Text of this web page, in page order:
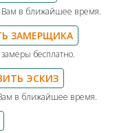
в ближайшее время.
ЗАМЕРЩИКА
бесплатно.
ЭСКИЗ
в ближайшее время.